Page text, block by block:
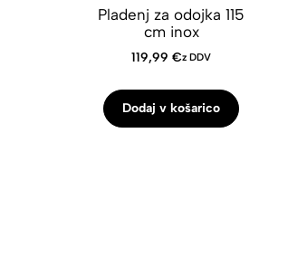
Pladenj za odojka 115
cm inox
119,99€z DDV
Dodaj v košarico